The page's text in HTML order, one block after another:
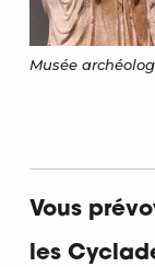
Musée
Vous
les